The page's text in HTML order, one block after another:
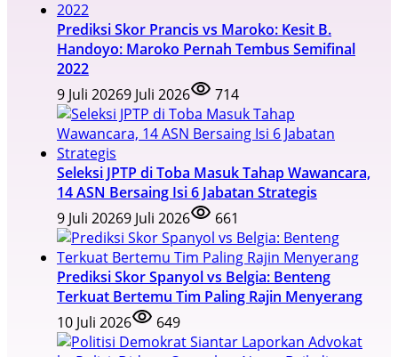
Prediksi Skor Prancis vs Maroko: Kesit B.
Handoyo: Maroko Pernah Tembus Semifinal
2022
9 Juli 20269 Juli 2026 714
Seleksi JPTP di Toba Masuk Tahap Wawancara,
14 ASN Bersaing Isi 6 Jabatan Strategis
9 Juli 20269 Juli 2026 661
Prediksi Skor Spanyol vs Belgia: Benteng
Terkuat Bertemu Tim Paling Rajin Menyerang
10 Juli 2026
649